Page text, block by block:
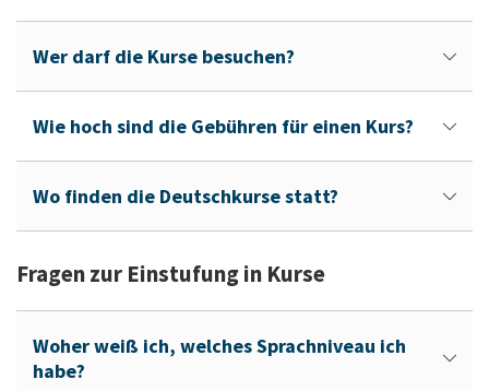
Wer darf die Kurse besuchen?
Wie hoch sind die Gebühren für einen Kurs?
Wo finden die Deutschkurse statt?
Fragen zur Einstufung in Kurse
Woher weiß ich, welches Sprachniveau ich
habe?